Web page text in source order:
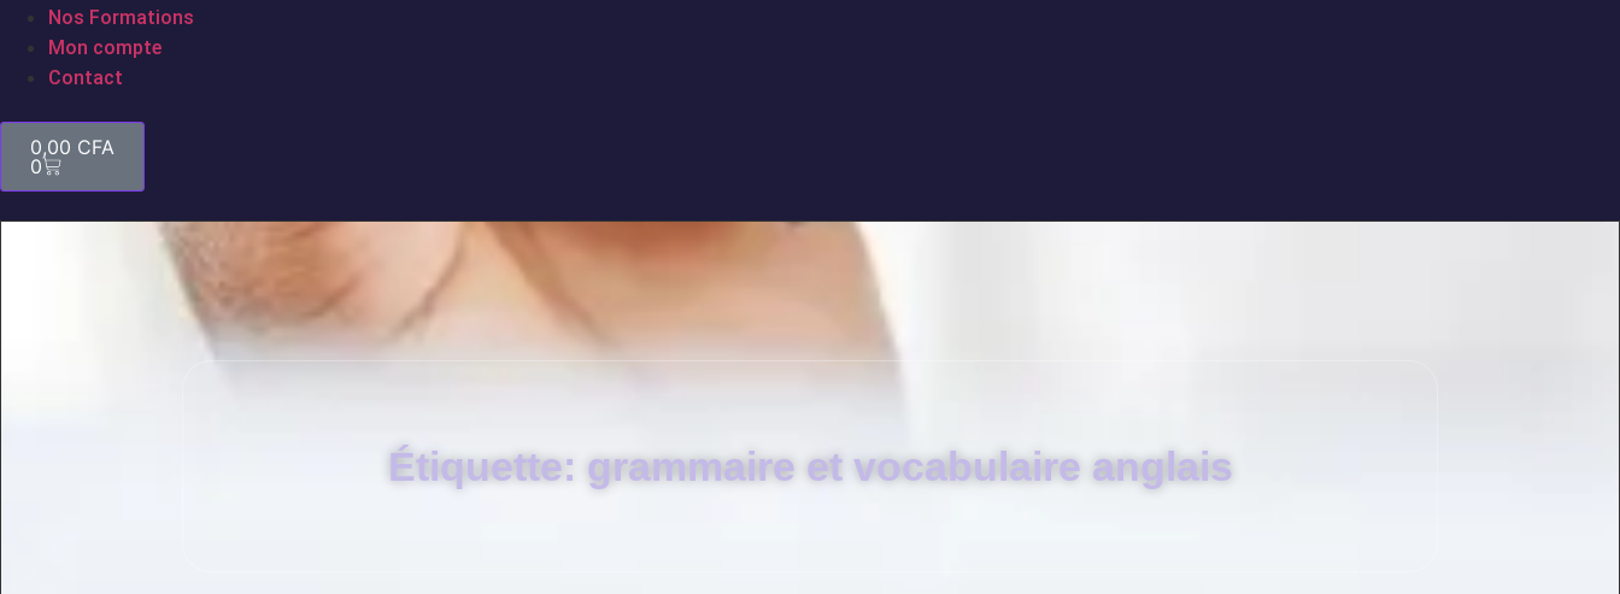
Nos Formations
Mon compte
Contact
0,00 CFA
0
Étiquette: grammaire et vocabulaire anglais